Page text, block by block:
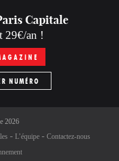
Capitale
29€/an !
NUMÉRO
2026
L’équipe
Contactez-nous